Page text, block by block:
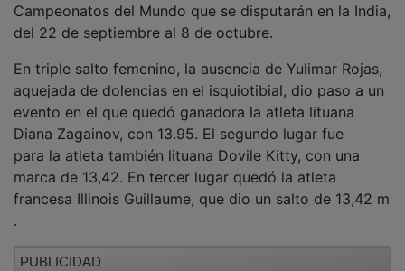
Campeonatos del Mundo que se disputarán en la India,
del 22 de septiembre al 8 de octubre.
En triple salto femenino, la ausencia de Yulimar Rojas,
aquejada de dolencias en el isquiotibial, dio paso a un
evento en el que quedó ganadora la atleta lituana
Diana Zagainov, con 13.95. El segundo lugar fue
para la atleta también lituana Dovile Kitty, con una
marca de 13,42. En tercer lugar quedó la atleta
francesa Illinois Guillaume, que dio un salto de 13,42 m
.
PUBLICIDAD